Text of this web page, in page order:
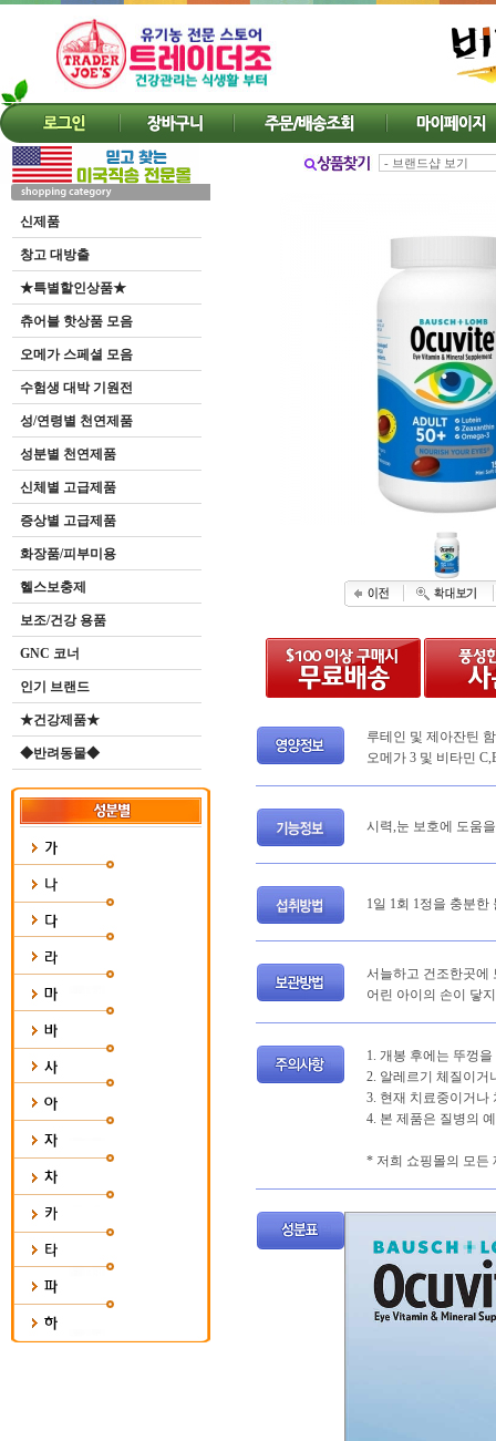
신제품
창고 대방출
★특별할인상품★
츄어블 핫상품 모음
오메가 스페셜 모음
수험생 대박 기원전
성/연령별 천연제품
성분별 천연제품
신체별 고급제품
증상별 고급제품
화장품/피부미용
헬스보충제
보조/건강 용품
GNC 코너
인기 브랜드
★건강제품★
◆반려동물◆
루테인 및 제아잔틴
오메가 3 및 비타민
시력,눈 보호에 도움
1일 1회 1정을 충분
서늘하고 건조한곳에
어린 아이의 손이 닿
1. 개봉 후에는 뚜껑
2. 알레르기 체질이거
3. 현재 치료중이거나
4. 본 제품은 질병의
* 저희 쇼핑몰의 모든